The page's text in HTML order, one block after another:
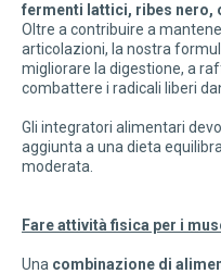
fermenti lattici, ribes nero,
Oltre a contribuire a
articolazioni, la nostra
migliorare la digestione, a
combattere i radicali liberi
Gli integratori alimentari
aggiunta a una dieta
moderata.
Fare attività fisica per i
Una combinazione di